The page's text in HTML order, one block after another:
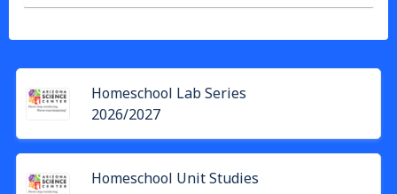
Homeschool Lab Series
2026/2027
Homeschool Unit Studies